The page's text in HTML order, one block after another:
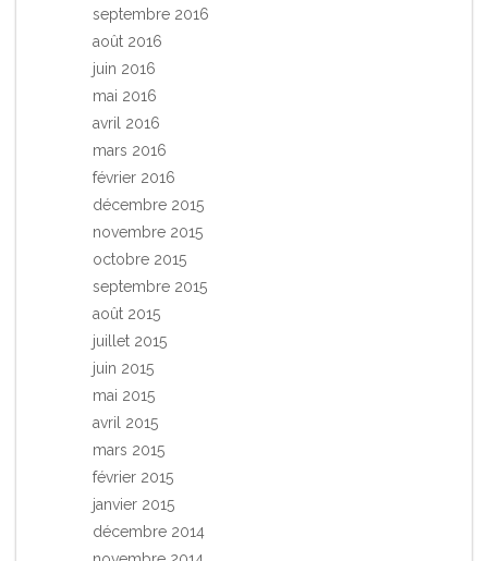
septembre 2016
août 2016
juin 2016
mai 2016
avril 2016
mars 2016
février 2016
décembre 2015
novembre 2015
octobre 2015
septembre 2015
août 2015
juillet 2015
juin 2015
mai 2015
avril 2015
mars 2015
février 2015
janvier 2015
décembre 2014